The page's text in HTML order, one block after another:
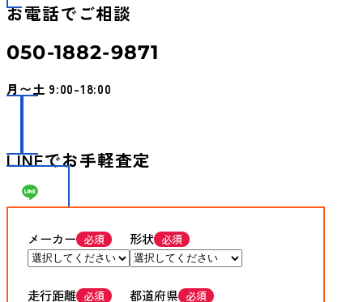
お電話でご相談
050-1882-9871
月〜土 9:00-18:00
LINEでお手軽査定
メーカー 形状
走行距離 都道府県